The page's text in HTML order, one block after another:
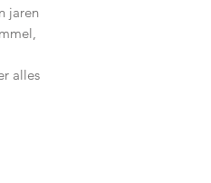
jaren
alles